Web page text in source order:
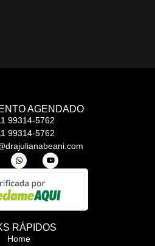
AGENDADO
99314-5762
99314-5762
RÁPIDOS
Home